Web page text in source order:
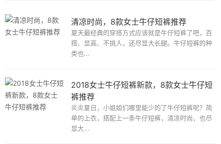
清凉时尚，8款女士牛仔短裤推荐
夏天最经典的穿搭方式应该就是牛仔短裤了吧，百
搭、显高、不挑人，还尽显大长腿。牛仔短裤的种
类也...
2018女士牛仔短裤新款，8款女士牛仔短
裤推荐
炎炎夏日，小姐姐们哪里能少的了牛仔短裤呢？简
单的上衣，搭配上一条牛仔短裤，清凉时尚，也尽
显大...